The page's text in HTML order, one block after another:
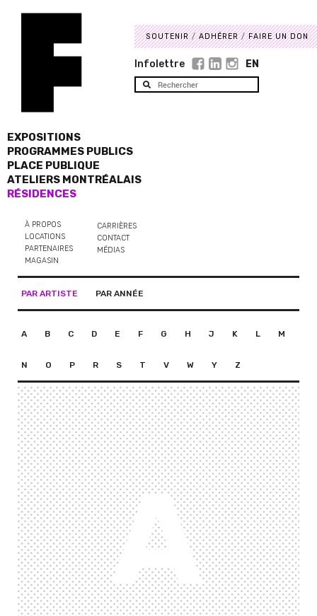
EXPOSITIONS
PROGRAMMES PUBLICS
PLACE PUBLIQUE
ATELIERS MONTRÉALAIS
RÉSIDENCES
À PROPOS
LOCATIONS
PARTENAIRES
MAGASIN
CARRIÈRES
CONTACT
MÉDIAS
SOUTENIR ADHÉRER FAIRE UN DON
Infolettre EN
PAR ARTISTE PAR ANNÉE
A B C D E F G H J K L M
N O P R S T V W Y Z
A